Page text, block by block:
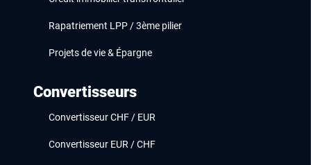
Rapatriement LPP / 3ème pilier
Projets de vie & Épargne
Convertisseurs
Convertisseur CHF / EUR
Convertisseur EUR / CHF